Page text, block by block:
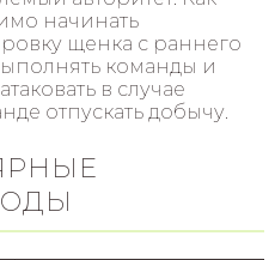
начинать
щенка с раннего
команды и
в случае
отпускать добычу.